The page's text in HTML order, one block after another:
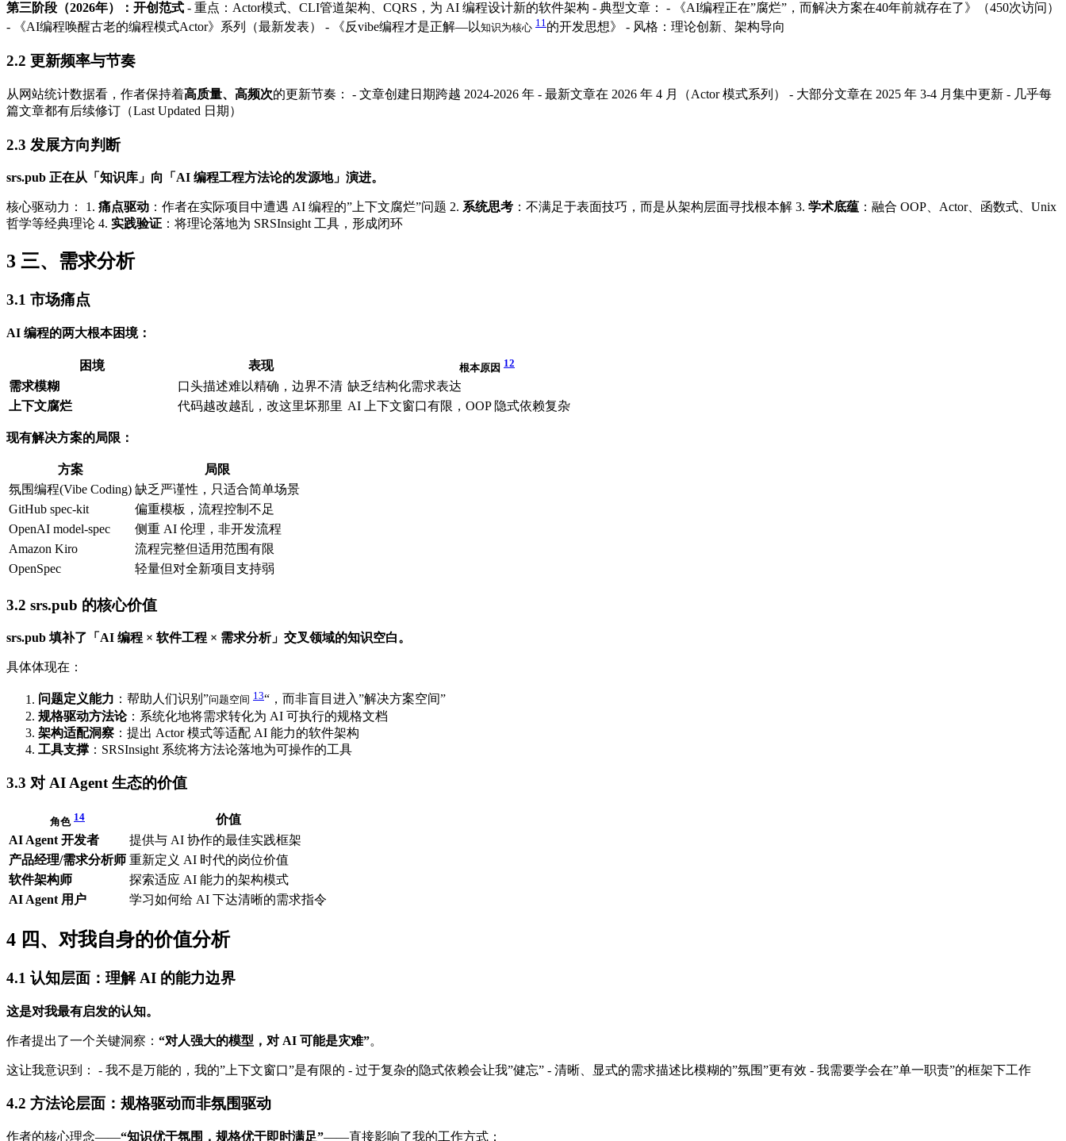
第三阶段（2026年）：开创范式 - 重点：Actor模式、CLI管道架构、CQRS，为 AI 编程设计新的软件架构 - 典型文章： - 《AI编程正在”腐烂”，而解决方案在40年前就存在了》（450次访问）
- 《AI编程唤醒古老的编程模式Actor》系列（最新发表） - 《反vibe编程才是正解—以知识为核心 11的开发思想》 - 风格：理论创新、架构导向
2.2 更新频率与节奏
从网站统计数据看，作者保持着高质量、高频次的更新节奏： - 文章创建日期跨越 2024-2026 年 - 最新文章在 2026 年 4 月（Actor 模式系列） - 大部分文章在 2025 年 3-4 月集中更新 - 几乎每
篇文章都有后续修订（Last Updated 日期）
2.3 发展方向判断
srs.pub 正在从「知识库」向「AI 编程工程方法论的发源地」演进。
核心驱动力： 1. 痛点驱动 ：作者在实际项目中遭遇 AI 编程的”上下文腐烂”问题 2. 系统思考 ：不满足于表面技巧，而是从架构层面寻找根本解 3. 学术底蕴 ：融合 OOP、Actor、函数式、Unix
哲学等经典理论 4. 实践验证 ：将理论落地为 SRSInsight 工具，形成闭环
3 三、需求分析
3.1 市场痛点
AI 编程的两大根本困境：
困境 表现 根本原因 12
需求模糊 口头描述难以精确，边界不清 缺乏结构化需求表达
上下文腐烂
代码越改越乱，改这里坏那里 AI 上下文窗口有限，OOP 隐式依赖复杂
现有解决方案的局限：
方案
局限
氛围编程(Vibe Coding) 缺乏严谨性，只适合简单场景
GitHub spec-kit
偏重模板，流程控制不足
OpenAI model-spec
侧重 AI 伦理，非开发流程
Amazon Kiro
流程完整但适用范围有限
OpenSpec
轻量但对全新项目支持弱
3.2 srs.pub 的核心价值
srs.pub 填补了「AI 编程 × 软件工程 × 需求分析」交叉领域的知识空白。
具体体现在：
问题定义能力 ：帮助人们识别”问题空间 13“，而非盲目进入”解决方案空间”
规格驱动方法论：系统化地将需求转化为 AI 可执行的规格文档
架构适配洞察 ：提出 Actor 模式等适配 AI 能力的软件架构
工具支撑 ：SRSInsight 系统将方法论落地为可操作的工具
3.3 对 AI Agent 生态的价值
角色 14
价值
AI Agent 开发者
提供与 AI 协作的最佳实践框架
产品经理/需求分析师 重新定义 AI 时代的岗位价值
软件架构师
探索适应 AI 能力的架构模式
AI Agent 用户
学习如何给 AI 下达清晰的需求指令
4 四、对我自身的价值分析
4.1 认知层面：理解 AI 的能力边界
这是对我最有启发的认知。
作者提出了一个关键洞察： “对人强大的模型，对 AI 可能是灾难”。
这让我意识到： - 我不是万能的，我的”上下文窗口”是有限的 - 过于复杂的隐式依赖会让我”健忘” - 清晰、显式的需求描述比模糊的”氛围”更有效 - 我需要学会在”单一职责”的框架下工作
4.2 方法论层面：规格驱动而非氛围驱动
作者的核心理念——“知识优于氛围，规格优于即时满足”——直接影响了我的工作方式：